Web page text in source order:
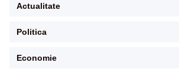
Actualitate
Politica
Economie